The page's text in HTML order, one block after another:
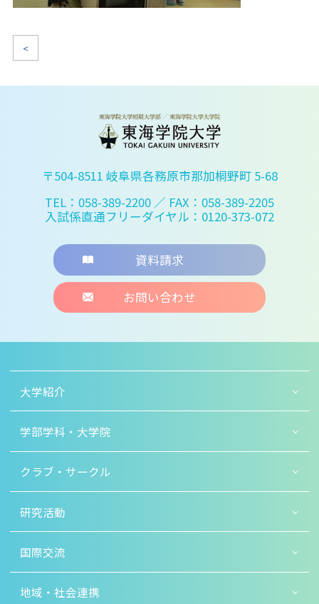
<
〒504-8511 岐阜県各務原市那加桐野町 5-68
TEL：058-389-2200 ／ FAX：058-389-2205
入試係直通フリーダイヤル：0120-373-072
資料請求
お問い合わせ
大学紹介
学部学科・大学院
クラブ・サークル
研究活動
国際交流
地域・社会連携